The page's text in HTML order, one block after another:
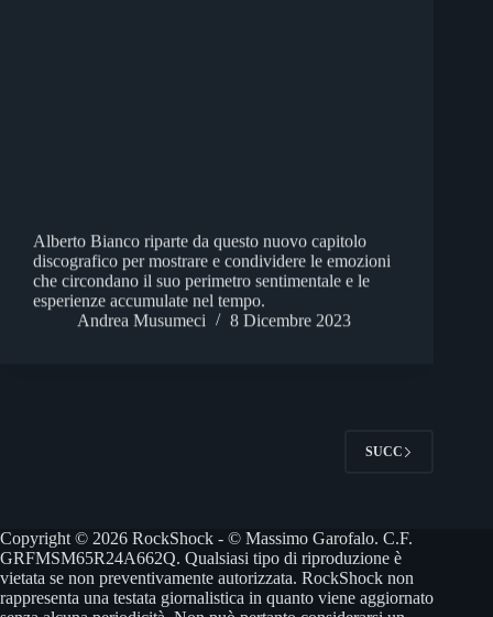
Alberto Bianco riparte da questo nuovo capitolo
discografico per mostrare e condividere le emozioni
che circondano il suo perimetro sentimentale e le
esperienze accumulate nel tempo.
Andrea Musumeci
8 Dicembre 2023
SUCC
Copyright © 2026 RockShock - © Massimo Garofalo. C.F.
GRFMSM65R24A662Q. Qualsiasi tipo di riproduzione è
vietata se non preventivamente autorizzata. RockShock non
rappresenta una testata giornalistica in quanto viene aggiornato